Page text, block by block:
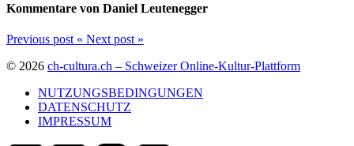
Kommentare von Daniel Leutenegger
Previous post « Next post »
© 2026 ch-cultura.ch – Schweizer Online-Kultur-Plattform
NUTZUNGSBEDINGUNGEN
DATENSCHUTZ
IMPRESSUM